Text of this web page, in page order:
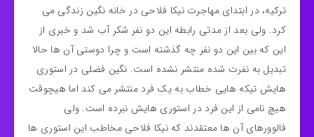
ترکیه، در ابتدای مهاجرت نیکا فلاحی در خانه نگین زندگی می
کرد. ولی بعد از مدتی رابطه این دو نفر شکر آب شد و خبری از
این که بین این دو نفر چه گذشته است و چرا دوستی آن ها حالا
تبدیل به نفرت شده منتشر نشده است. نگین فضلی در استوری
هایش تیکه هایی خطاب به یک فرد منتشر می کند اما هیچوقت
هیچ نامی از این فرد در استوری هایش نبرده است. ولی
فالوورهای آن ها معتقدند که نیکا فلاحی مخاطب این استوری ها